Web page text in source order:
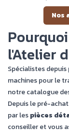
Nos
l'Atelier
Spécialistes
machines pour le
notre catalogue
Depuis le pré-
par lespièces
conseiller et vous